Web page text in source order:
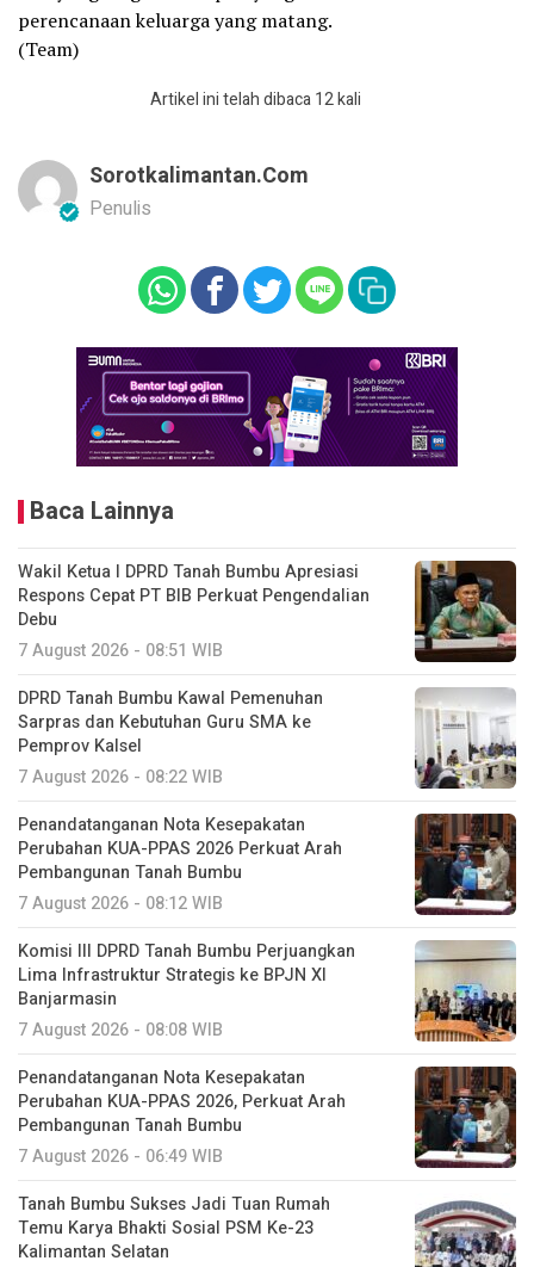
perencanaan keluarga yang matang.
(Team)
Artikel ini telah dibaca 12 kali
Sorotkalimantan.com
Penulis
Baca Lainnya
Wakil Ketua I DPRD Tanah Bumbu Apresiasi
Respons Cepat PT BIB Perkuat Pengendalian
Debu
7 August 2026 - 08:51 WIB
DPRD Tanah Bumbu Kawal Pemenuhan
Sarpras dan Kebutuhan Guru SMA ke
Pemprov Kalsel
7 August 2026 - 08:22 WIB
Penandatanganan Nota Kesepakatan
Perubahan KUA-PPAS 2026 Perkuat Arah
Pembangunan Tanah Bumbu
7 August 2026 - 08:12 WIB
Komisi III DPRD Tanah Bumbu Perjuangkan
Lima Infrastruktur Strategis ke BPJN XI
Banjarmasin
7 August 2026 - 08:08 WIB
Penandatanganan Nota Kesepakatan
Perubahan KUA-PPAS 2026, Perkuat Arah
Pembangunan Tanah Bumbu
7 August 2026 - 06:49 WIB
Tanah Bumbu Sukses Jadi Tuan Rumah
Temu Karya Bhakti Sosial PSM Ke-23
Kalimantan Selatan